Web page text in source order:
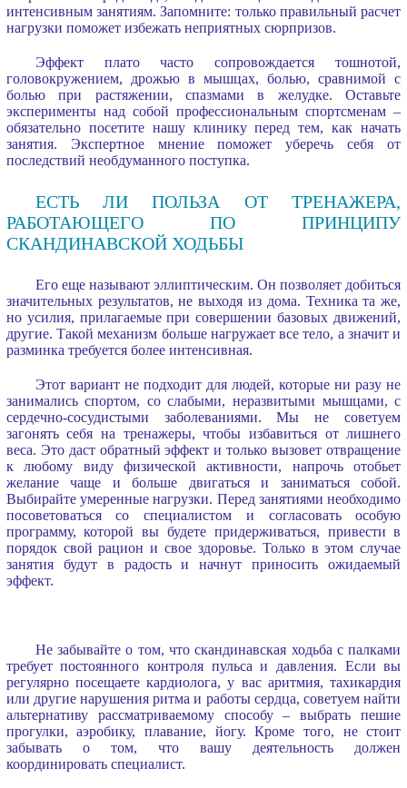
интенсивным занятиям. Запомните: только правильный расчет
нагрузки поможет избежать неприятных сюрпризов.
Эффект плато часто сопровождается тошнотой,
головокружением, дрожью в мышцах, болью, сравнимой с
болью при растяжении, спазмами в желудке. Оставьте
эксперименты над собой профессиональным спортсменам –
обязательно посетите нашу клинику перед тем, как начать
занятия. Экспертное мнение поможет уберечь себя от
последствий необдуманного поступка.
ЕСТЬ ЛИ ПОЛЬЗА ОТ ТРЕНАЖЕРА,
РАБОТАЮЩЕГО ПО ПРИНЦИПУ
СКАНДИНАВСКОЙ ХОДЬБЫ
Его еще называют эллиптическим. Он позволяет добиться
значительных результатов, не выходя из дома. Техника та же,
но усилия, прилагаемые при совершении базовых движений,
другие. Такой механизм больше нагружает все тело, а значит и
разминка требуется более интенсивная.
Этот вариант не подходит для людей, которые ни разу не
занимались спортом, со слабыми, неразвитыми мышцами, с
сердечно-сосудистыми заболеваниями. Мы не советуем
загонять себя на тренажеры, чтобы избавиться от лишнего
веса. Это даст обратный эффект и только вызовет отвращение
к любому виду физической активности, напрочь отобьет
желание чаще и больше двигаться и заниматься собой.
Выбирайте умеренные нагрузки. Перед занятиями необходимо
посоветоваться со специалистом и согласовать особую
программу, которой вы будете придерживаться, привести в
порядок свой рацион и свое здоровье. Только в этом случае
занятия будут в радость и начнут приносить ожидаемый
эффект.
Не забывайте о том, что скандинавская ходьба с палками
требует постоянного контроля пульса и давления. Если вы
регулярно посещаете кардиолога, у вас аритмия, тахикардия
или другие нарушения ритма и работы сердца, советуем найти
альтернативу рассматриваемому способу – выбрать пешие
прогулки, аэробику, плавание, йогу. Кроме того, не стоит
забывать о том, что вашу деятельность должен
координировать специалист.